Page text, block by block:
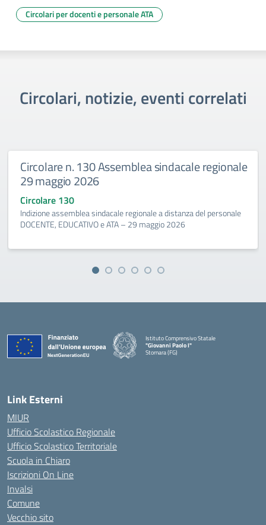
Circolari per docenti e personale ATA
Circolari, notizie, eventi correlati
Circolare n. 130 Assemblea sindacale regionale
29 maggio 2026
Circolare 130
Indizione assemblea sindacale regionale a distanza del personale
DOCENTE, EDUCATIVO e ATA – 29 maggio 2026
Istituto Comprensivo Statale
"Giovanni Paolo I"
Stornara (FG)
Link Esterni
MIUR
Ufficio Scolastico Regionale
Ufficio Scolastico Territoriale
Scuola in Chiaro
Iscrizioni On Line
Invalsi
Comune
Vecchio sito